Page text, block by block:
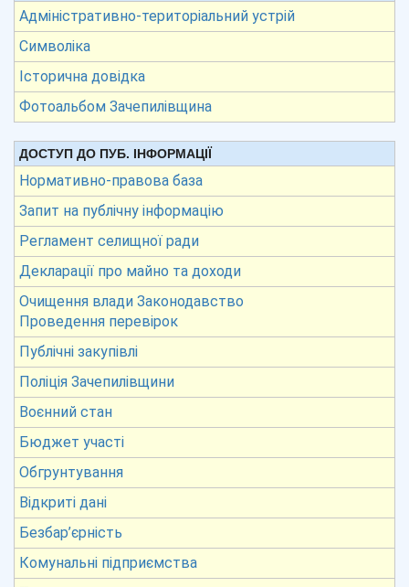
Адміністративно-територіальний устрій
Символіка
Історична довідка
Фотоальбом Зачепилівщина
ДОСТУП ДО ПУБ. ІНФОРМАЦІЇ
Нормативно-правова база
Запит на публічну інформацію
Регламент селищної ради
Декларації про майно та доходи
Очищення влади Законодавство
Проведення перевірок
Публічні закупівлі
Поліція Зачепилівщини
Воєнний стан
Бюджет участі
Обгрунтування
Відкриті дані
Безбар’єрність
Комунальні підприємства